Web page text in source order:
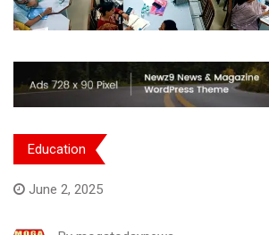
Education
June 2, 2025